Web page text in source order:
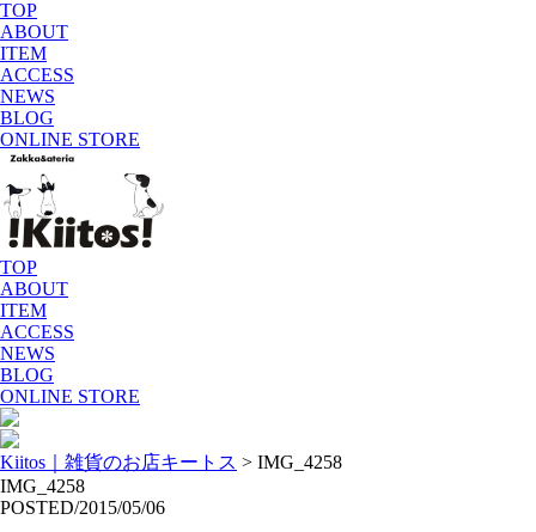
TOP
ABOUT
ITEM
ACCESS
NEWS
BLOG
ONLINE STORE
TOP
ABOUT
ITEM
ACCESS
NEWS
BLOG
ONLINE STORE
Kiitos｜雑貨のお店キートス > IMG_4258
IMG_4258
POSTED/2015/05/06